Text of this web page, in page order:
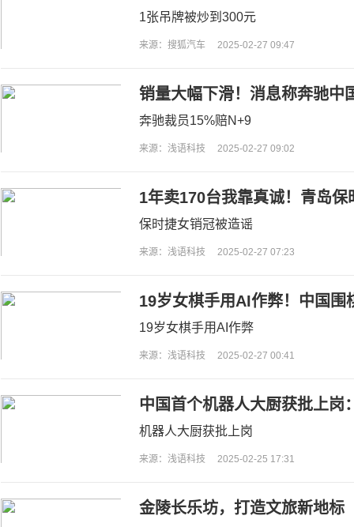
位”惊艳山城
1张吊牌被炒到300元
来源：搜狐汽车 2025-02-27 09:47
销量大幅下滑！消息称奔驰中
奔驰裁员15%赔N+9
来源：浅语科技 2025-02-27 09:02
1年卖170台我靠真诚！青岛
回应：被人恶意中伤
保时捷女销冠被造谣
来源：浅语科技 2025-02-27 07:23
19岁女棋手用AI作弊！中国围
位
19岁女棋手用AI作弊
来源：浅语科技 2025-02-27 00:41
中国首个机器人大厨获批上岗
机器人大厨获批上岗
来源：浅语科技 2025-02-25 17:31
金陵长乐坊，打造文旅新地标